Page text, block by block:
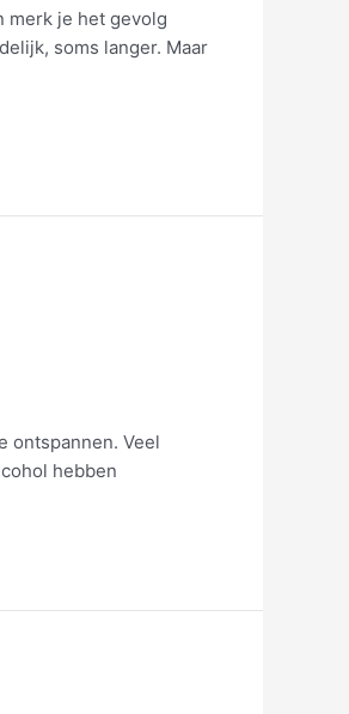
merk je het gevolg
soms langer. Maar
ontspannen. Veel
hebben